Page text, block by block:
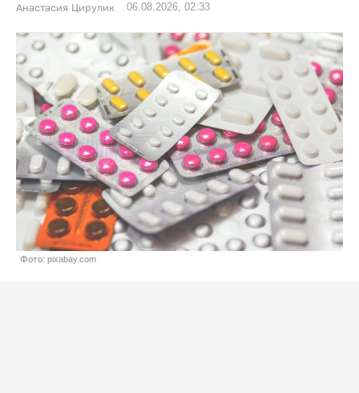
Анастасия Цирулик 06.08.2026, 02:33
Фото: pixabay.com